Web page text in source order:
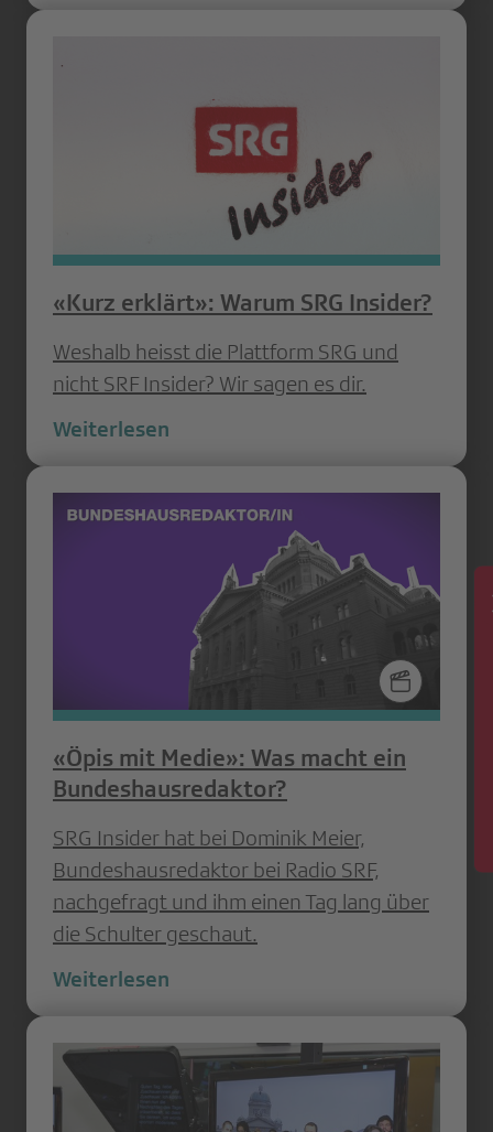
«Kurz erklärt»: Warum SRG Insider?
Weshalb heisst die Plattform SRG und
nicht SRF Insider? Wir sagen es dir.
Weiterlesen
«Öpis mit Medie»: Was macht ein
Bundeshausredaktor?
SRG Insider hat bei Dominik Meier,
Bundeshausredaktor bei Radio SRF,
nachgefragt und ihm einen Tag lang über
die Schulter geschaut.
Weiterlesen